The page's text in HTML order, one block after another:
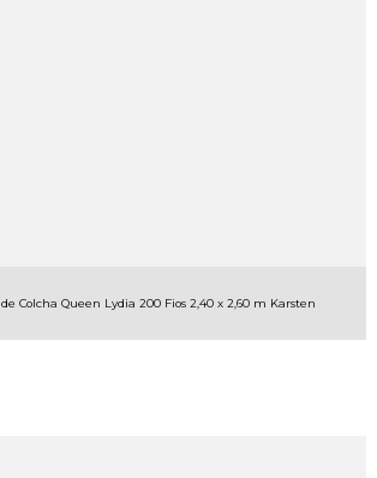
de Colcha Queen Lydia 200 Fios 2,40 x 2,60 m Karsten